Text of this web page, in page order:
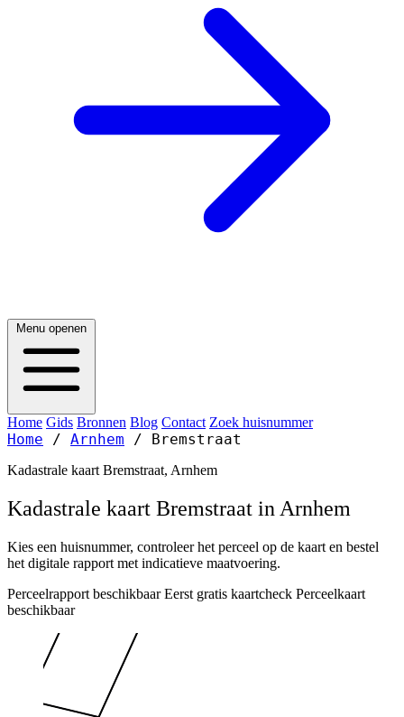
Menu openen
Home Gids Bronnen Blog Contact Zoek huisnummer
Home / Arnhem / Bremstraat
Kadastrale kaart Bremstraat, Arnhem
Kadastrale kaart Bremstraat in Arnhem
Kies een huisnummer, controleer het perceel op de kaart en bestel
het digitale rapport met indicatieve maatvoering.
Perceelrapport beschikbaar Eerst gratis kaartcheck Perceelkaart
beschikbaar